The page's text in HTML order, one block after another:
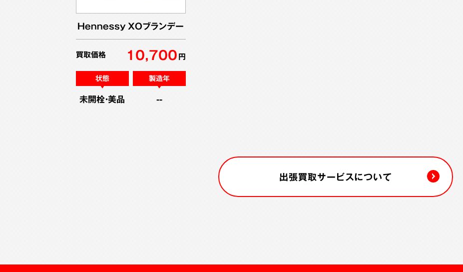
Hennessy XOブランデー
買取価格 10,700円
状態
未開栓・美品
製造年
--
出張買取サービスについて